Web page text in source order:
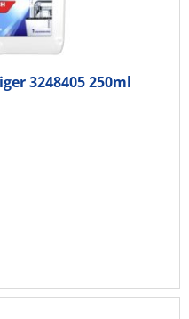
3248405 250ml